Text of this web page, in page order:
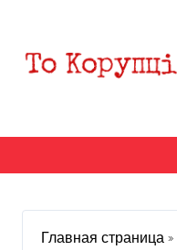
содержанию
Главная страница »